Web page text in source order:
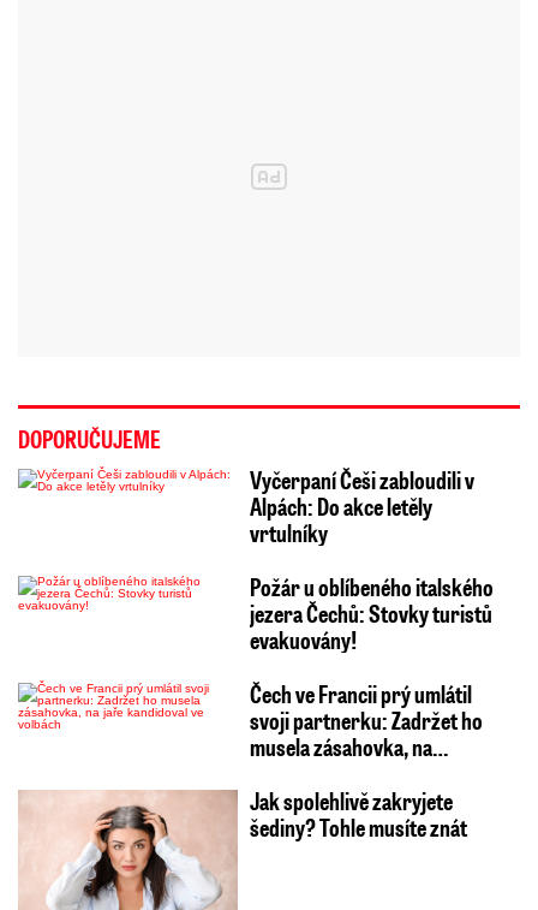
DOPORUČUJEME
Vyčerpaní Češi zabloudili v
Alpách: Do akce letěly
vrtulníky
Požár u oblíbeného italského
jezera Čechů: Stovky turistů
evakuovány!
Čech ve Francii prý umlátil
svoji partnerku: Zadržet ho
musela zásahovka, na…
Jak spolehlivě zakryjete
šediny? Tohle musíte znát